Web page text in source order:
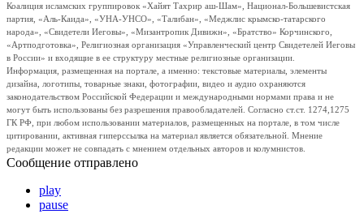
Коалиция исламских группировок «Хайят Тахрир аш-Шам», Национал-Большевистская
партия, «Аль-Каида», «УНА-УНСО», «Талибан», «Меджлис крымско-татарского
народа», «Свидетели Иеговы», «Мизантропик Дивижн», «Братство» Корчинского,
«Артподготовка», Религиозная организация «Управленческий центр Свидетелей Иеговы
в России» и входящие в ее структуру местные религиозные организации.
Информация, размещенная на портале, а именно: текстовые материалы, элементы
дизайна, логотипы, товарные знаки, фотографии, видео и аудио охраняются
законодательством Российской Федерации и международными нормами права и не
могут быть использованы без разрешения правообладателей. Согласно ст.ст. 1274,1275
ГК РФ, при любом использовании материалов, размещенных на портале, в том числе
цитировании, активная гиперссылка на материал является обязательной. Мнение
редакции может не совпадать с мнением отдельных авторов и колумнистов.
Сообщение отправлено
play
pause